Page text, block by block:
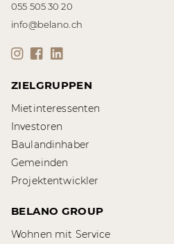
055 505 30 20
info@belano.ch
ZIELGRUPPEN
Mietinteressenten
Investoren
Baulandinhaber
Gemeinden
Projektentwickler
BELANO GROUP
Wohnen mit Service